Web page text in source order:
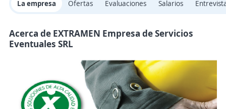
La empresa Ofertas Evaluaciones Salarios
Acerca de EXTRAMEN Empresa de Servicios
Eventuales SRL